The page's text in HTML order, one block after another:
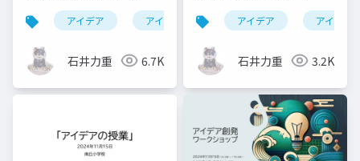
スト技法とTRIZ技法で
アイデア創出を実践す
る3時間
アイデア アイデア創発 アイデア創出
石井力重 6.7K
アワークショップ
アイデア アイデア
石井力重 3.2K